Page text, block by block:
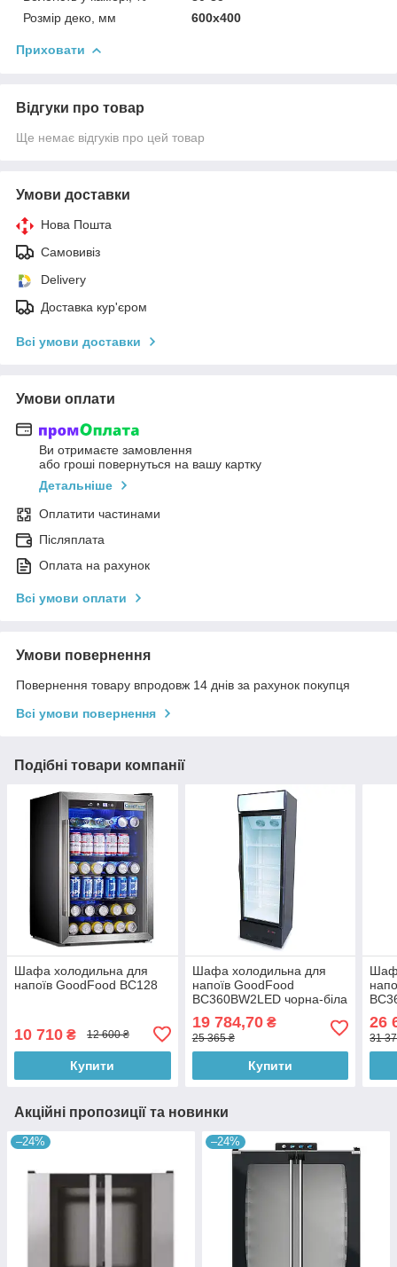
Розмір деко, мм
600х400
Приховати
Відгуки про товар
Ще немає відгуків про цей товар
Умови доставки
Нова Пошта
Самовивіз
Delivery
Доставка кур'єром
Всі умови доставки
Умови оплати
Ви отримаєте замовлення
або гроші повернуться на вашу картку
Детальніше
Оплатити частинами
Післяплата
Оплата на рахунок
Всі умови оплати
Умови повернення
Повернення товару впродовж 14 днів за рахунок покупця
Всі умови повернення
Подібні товари компанії
Шафа холодильна для
напоїв GoodFood BC128
10 710 ₴ 12 600 ₴
Купити
Шафа холодильна для
напоїв GoodFood
BC360BW2LED чорна-біла
19 784,70₴
25 365 ₴
Купити
26
31
Акційні пропозиції та новинки
–24% –24%